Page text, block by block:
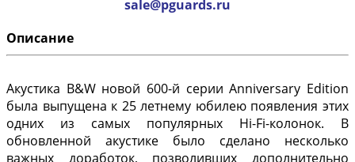
sale@pguards.ru
Описание
Акустика B&W новой 600-й серии Anniversary Edition
была выпущена к 25 летнему юбилею появления этих
одних из самых популярных Hi-Fi-колонок. В
обновленной акустике было сделано несколько
важных доработок, позволивших дополнительно